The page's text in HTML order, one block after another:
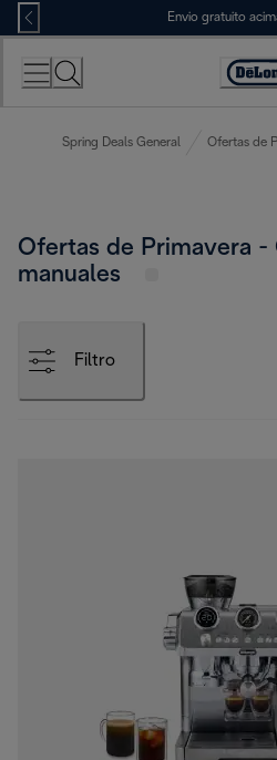
Skip
to
Content
Envio gratuito
Spring Deals General Ofertas de
Ofertas de Primavera -
manuales
Filtro